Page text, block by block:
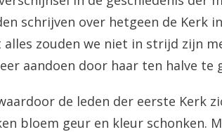
schrijven over hetgeen de Kerk
zouden we niet in strijd zijn
aandoen door haar ten halve te
de leden der eerste Kerk
bloem geur en kleur schonken.